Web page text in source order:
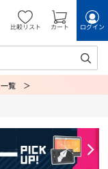
比較リスト カート ログイン
一覧 ＞